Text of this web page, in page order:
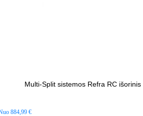
Multi-Split sistemos Refra RC išorinis
884,99 €